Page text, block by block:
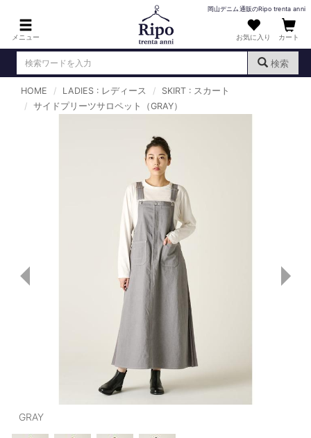
メニュー
岡山デニム通販のRipo trenta anni
お気に入り カート
検索
ログイン （新規会員登録）
T-SHIRT : Tシャツ
KNIT : ニット
SHIRT : シャツ
OUTERS : アウター
LADIES : レディース
DENIM : デニム
PANTS/SKIRT : パンツ・スカート
TOPS : トップス
HOME LADIES : レディース
SKIRT : スカート
サイドプリーツサロペット（GRAY）
GRAY